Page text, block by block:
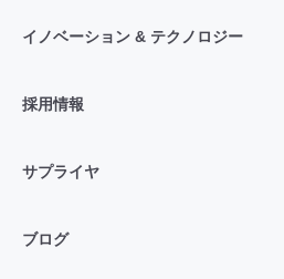
イノベーション & テクノロジー
採用情報
サプライヤ
ブログ